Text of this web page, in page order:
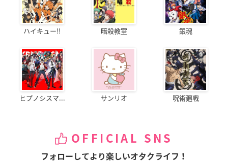
ハイキュー!! 暗殺教室 銀魂
ヒプノシスマ... サンリオ 呪術廻戦
OFFICIAL SNS
フォローしてより楽しいオタクライフ！